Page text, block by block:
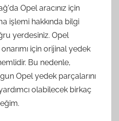
Opel aracınız için
işlemi hakkında bilgi
yerdesiniz. Opel
onarımı için orijinal yedek
Bu nedenle,
Opel yedek parçalarını
olabilecek birkaç